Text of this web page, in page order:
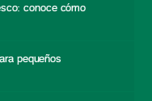
conoce cómo
pequeños